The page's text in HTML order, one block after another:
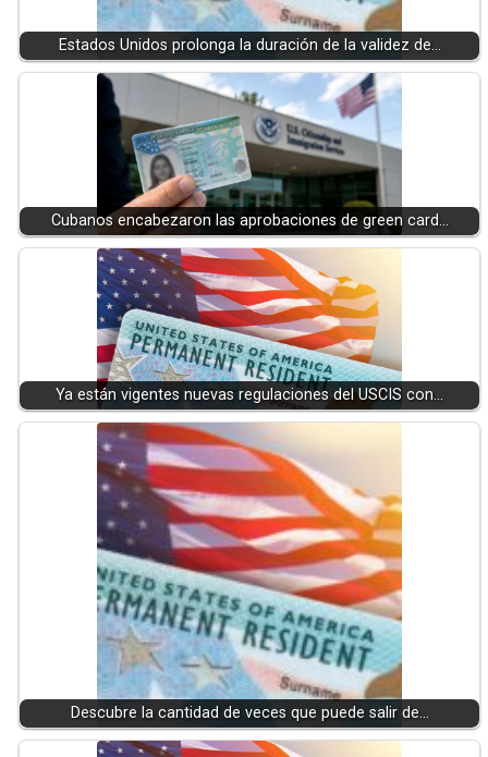
Estados Unidos prolonga la duración de la validez de…
Cubanos encabezaron las aprobaciones de green card…
Ya están vigentes nuevas regulaciones del USCIS con…
Descubre la cantidad de veces que puede salir de…